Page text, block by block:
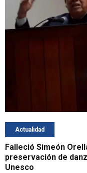
Actualidad
Falleció Simeón
preservación de
Unesco